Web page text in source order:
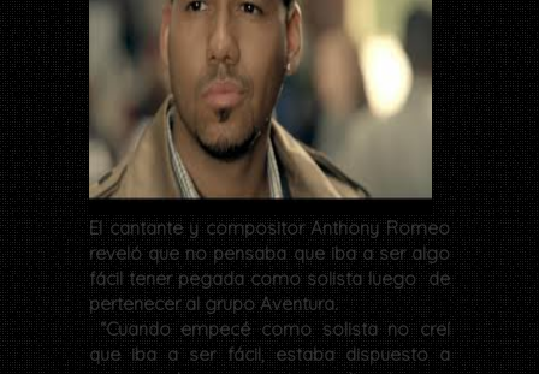
El cantante y compositor Anthony Romeo
reveló que no pensaba que iba a ser algo
fácil tener pegada como solista luego de
pertenecer al grupo Aventura.
“Cuando empecé como solista no creí
que iba a ser fácil, estaba dispuesto a